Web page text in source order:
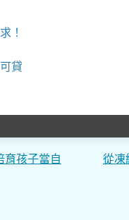
！
貸
育孩子當自
從凍